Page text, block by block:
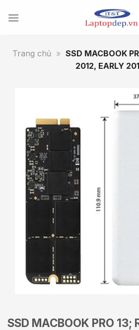
Trang chủ » SSD MACBOOK
2012, EARLY
SSD MACBOOK PRO 13;